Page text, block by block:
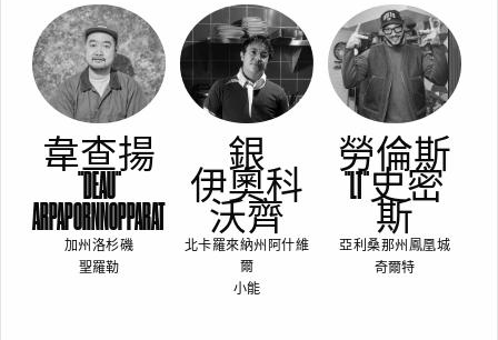
韋查揚
"DEAU"
ARPAPORNNOPPARAT
加州洛杉磯
聖羅勒
銀
伊奧科
沃齊
北卡羅來納州阿什維
爾
小能
勞倫斯
"LT"史密
斯
亞利桑那州鳳凰城
奇爾特